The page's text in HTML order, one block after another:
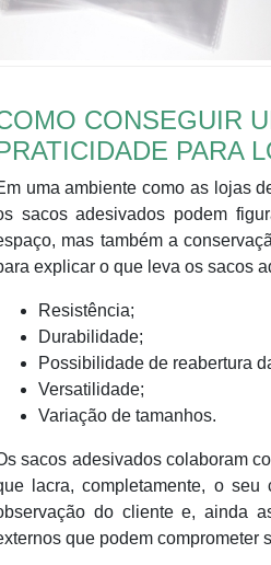
CONSEGUIR
PARA
uma ambiente como as lojas
sacos adesivados podem
mas também a
explicar o que leva os sacos
Resistência;
Durabilidade;
Possibilidade de reabertura
Versatilidade;
Variação de tamanhos.
sacos adesivados colaboram
lacra, completamente, o seu
do cliente e, ainda
que podem comprometer